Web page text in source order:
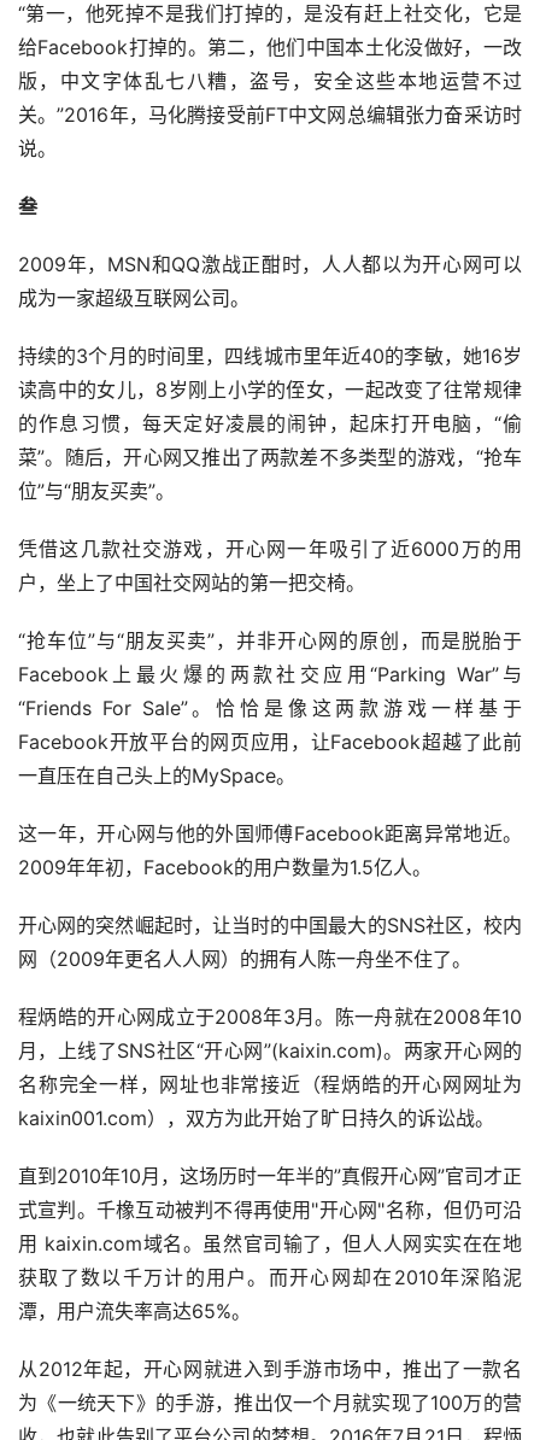
“第一，他死掉不是我们打掉的，是没有赶上社交化，它是
给Facebook打掉的。第二，他们中国本土化没做好，一改
版，中文字体乱七八糟，盗号，安全这些本地运营不过
关。”2016年，马化腾接受前FT中文网总编辑张力奋采访时
说。
叁
2009年，MSN和QQ激战正酣时，人人都以为开心网可以
成为一家超级互联网公司。
持续的3个月的时间里，四线城市里年近40的李敏，她16岁
读高中的女儿，8岁刚上小学的侄女，一起改变了往常规律
的作息习惯，每天定好凌晨的闹钟，起床打开电脑，“偷
菜”。随后，开心网又推出了两款差不多类型的游戏，“抢车
位”与“朋友买卖”。
凭借这几款社交游戏，开心网一年吸引了近6000万的用
户，坐上了中国社交网站的第一把交椅。
“抢车位”与“朋友买卖”，并非开心网的原创，而是脱胎于
Facebook上最火爆的两款社交应用“Parking War”与
“Friends For Sale”。恰恰是像这两款游戏一样基于
Facebook开放平台的网页应用，让Facebook超越了此前
一直压在自己头上的MySpace。
这一年，开心网与他的外国师傅Facebook距离异常地近。
2009年年初，Facebook的用户数量为1.5亿人。
开心网的突然崛起时，让当时的中国最大的SNS社区，校内
网（2009年更名人人网）的拥有人陈一舟坐不住了。
程炳皓的开心网成立于2008年3月。陈一舟就在2008年10
月，上线了SNS社区“开心网”(kaixin.com)。两家开心网的
名称完全一样，网址也非常接近（程炳皓的开心网网址为
kaixin001.com），双方为此开始了旷日持久的诉讼战。
直到2010年10月，这场历时一年半的”真假开心网”官司才正
式宣判。千橡互动被判不得再使用"开心网"名称，但仍可沿
用 kaixin.com域名。虽然官司输了，但人人网实实在在地
获取了数以千万计的用户。而开心网却在2010年深陷泥
潭，用户流失率高达65%。
从2012年起，开心网就进入到手游市场中，推出了一款名
为《一统天下》的手游，推出仅一个月就实现了100万的营